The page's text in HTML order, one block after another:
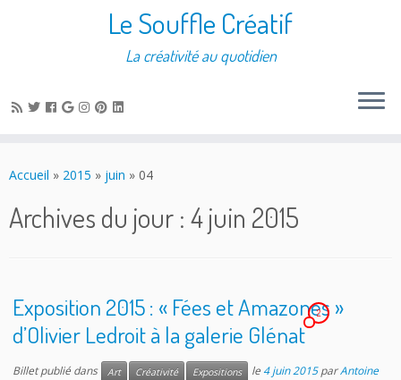
Le Souffle Créatif
La créativité au quotidien
Accueil » 2015 » juin » 04
Archives du jour : 4 juin 2015
Exposition 2015 : « Fées et Amazones »
d’Olivier Ledroit à la galerie Glénat
2
Billet publié dans Art Créativité Expositions le4 juin 2015 parAntoine